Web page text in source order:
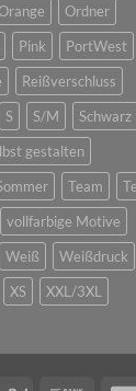
Ordner
Pink
PortWest
Reißverschluss
S S/M
Schwarz
gestalten
Team
vollfarbige Motive
Weiß
Weißdruck
XS XXL/3XL